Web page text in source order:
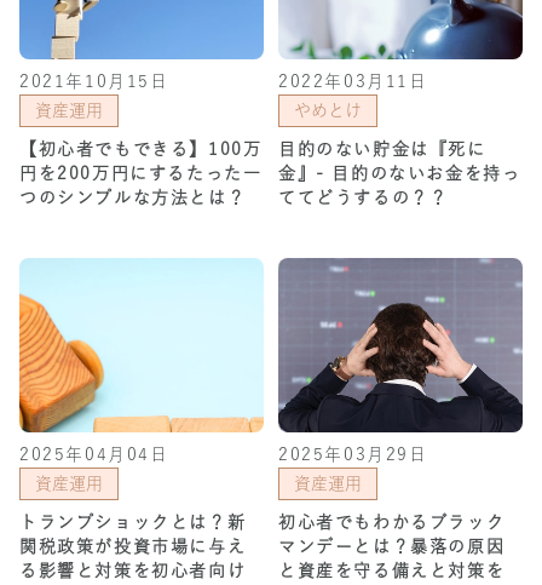
2021年10月15日
資産運用
【初心者でもできる】100万
円を200万円にするたった一
つのシンプルな方法とは？
2022年03月11日
やめとけ
目的のない貯金は『死に
金』- 目的のないお金を持っ
ててどうするの？？
2025年04月04日
資産運用
トランプショックとは？新
関税政策が投資市場に与え
る影響と対策を初心者向け
2025年03月29日
資産運用
初心者でもわかるブラック
マンデーとは？暴落の原因
と資産を守る備えと対策を